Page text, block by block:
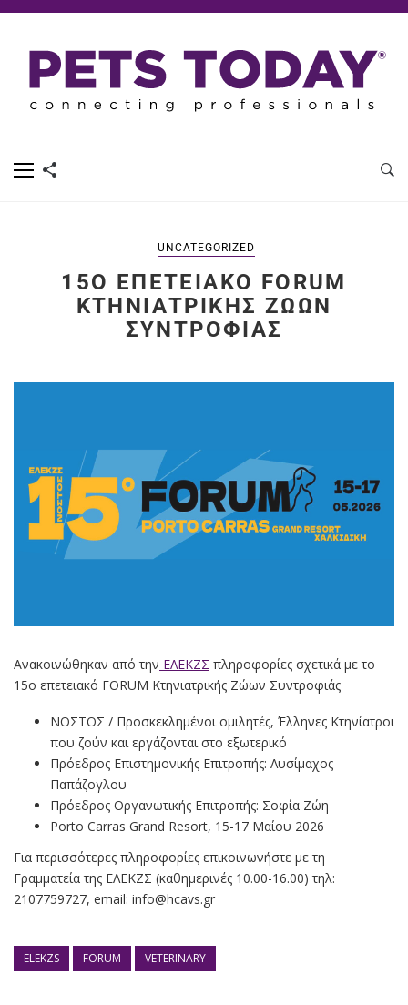
UNCATEGORIZED
15Ο ΕΠΕΤΕΙΑΚΌ FORUM
ΚΤΗΝΙΑΤΡΙΚΉΣ ΖΏΩΝ
ΣΥΝΤΡΟΦΙΆΣ
Ανακοινώθηκαν από την ΕΛΕΚΖΣ πληροφορίες σχετικά με το
15ο επετειακό FORUM Κτηνιατρικής Ζώων Συντροφιάς
ΝΟΣΤΟΣ / Προσκεκλημένοι ομιλητές, Έλληνες Κτηνίατροι
που ζούν και εργάζονται στο εξωτερικό
Πρόεδρος Επιστημονικής Επιτροπής: Λυσίμαχος
Παπάζογλου
Πρόεδρος Οργανωτικής Επιτροπής: Σοφία Ζώη
Porto Carras Grand Resort, 15-17 Μαίου 2026
Για περισσότερες πληροφορίες επικοινωνήστε με τη
Γραμματεία της ΕΛΕΚΖΣ (καθημερινές 10.00-16.00) τηλ:
2107759727, email: info@hcavs.gr
ELEKZS FORUM VETERINARY